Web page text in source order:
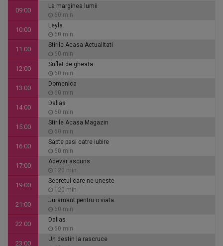
09:00
La marginea lumii
60 min
10:00
Leyla
60 min
11:00
Stirile Acasa Actualitati
60 min
12:00
Suflet de gheata
60 min
13:00
Domenica
60 min
14:00
Dallas
60 min
15:00
Stirile Acasa Magazin
60 min
16:00
Sapte pasi catre iubire
60 min
17:00
Adevar ascuns
120 min
19:00
Secretul care ne uneste
120 min
21:00
Juramant pentru o viata
60 min
22:00
Dallas
60 min
23:00
Un destin la rascruce